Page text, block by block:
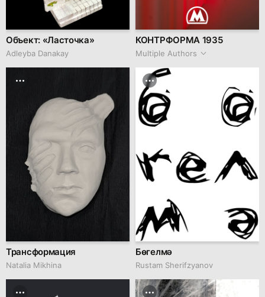
Объект: «Ласточка»
Adleyba Danakay
КОНТРФОРМА 1935
Multiple Authors
Трансформация
Natalia Mikhina
Бөгелмә
Rustam Sherifzyanov